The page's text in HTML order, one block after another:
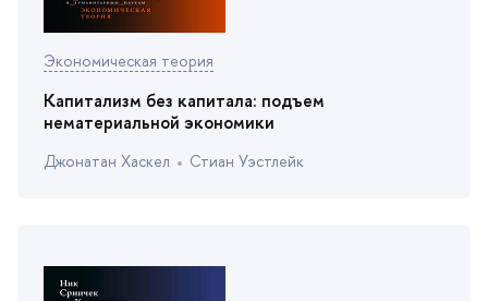
Экономическая теория
Капитализм без капитала: подъем
нематериальной экономики
Джонатан Хаскел Стиан Уэстлейк